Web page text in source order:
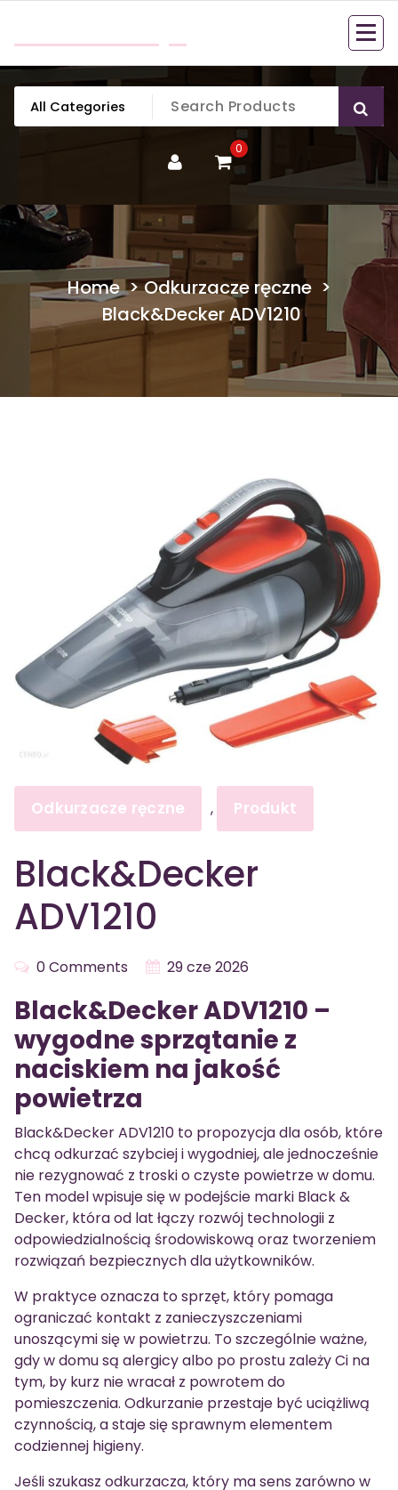
content
0
Home>Odkurzacze ręczne >
Black&Decker ADV1210
Odkurzacze ręczne , Produkt
Black&Decker
ADV1210
0 Comments 29 cze 2026
Black&Decker ADV1210 –
wygodne sprzątanie z
naciskiem na jakość
powietrza
Black&Decker ADV1210 to propozycja dla osób, które
chcą odkurzać szybciej i wygodniej, ale jednocześnie
nie rezygnować z troski o czyste powietrze w domu.
Ten model wpisuje się w podejście marki Black &
Decker, która od lat łączy rozwój technologii z
odpowiedzialnością środowiskową oraz tworzeniem
rozwiązań bezpiecznych dla użytkowników.
W praktyce oznacza to sprzęt, który pomaga
ograniczać kontakt z zanieczyszczeniami
unoszącymi się w powietrzu. To szczególnie ważne,
gdy w domu są alergicy albo po prostu zależy Ci na
tym, by kurz nie wracał z powrotem do
pomieszczenia. Odkurzanie przestaje być uciążliwą
czynnością, a staje się sprawnym elementem
codziennej higieny.
Jeśli szukasz odkurzacza, który ma sens zarówno w